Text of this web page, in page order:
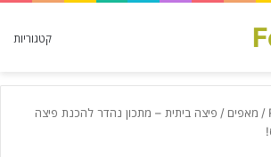
קטגוריות
/ מאפים / פיצה ביתית – מתכון נהדר להכנת פיצה